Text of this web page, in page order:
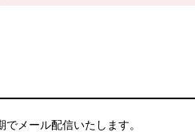
メール配信いたします。